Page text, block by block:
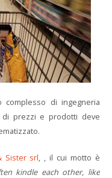
complesso di ingegneria
di prezzi e prodotti deve
Sister srl, , il cui motto è
kindle each other, like